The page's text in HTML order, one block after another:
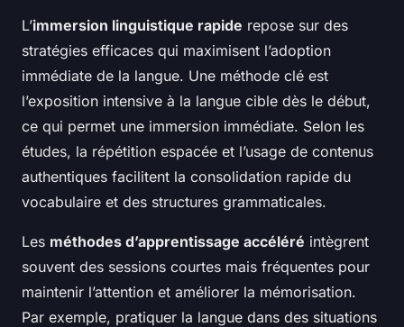
L’immersion linguistique rapide repose sur des
stratégies efficaces qui maximisent l’adoption
immédiate de la langue. Une méthode clé est
l’exposition intensive à la langue cible dès le début,
ce qui permet une immersion immédiate. Selon les
études, la répétition espacée et l’usage de contenus
authentiques facilitent la consolidation rapide du
vocabulaire et des structures grammaticales.
Les méthodes d’apprentissage accéléré intègrent
souvent des sessions courtes mais fréquentes pour
maintenir l’attention et améliorer la mémorisation.
Par exemple, pratiquer la langue dans des situations